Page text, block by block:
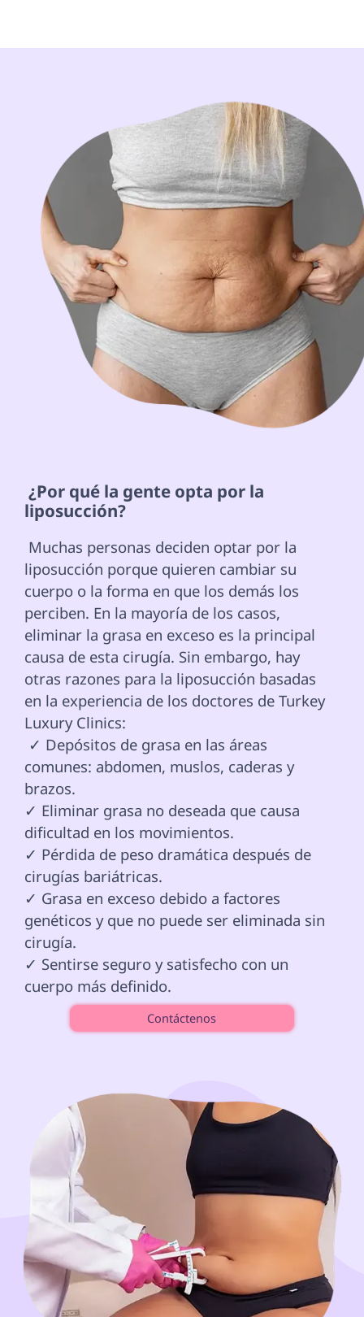
liposucción?
liposucción porque quieren cambiar su
cuerpo o la forma en que los demás los
perciben. En la mayoría de los casos,
eliminar la grasa en exceso es la principal
causa de esta cirugía. Sin embargo, hay
otras razones para la liposucción basadas
en la experiencia de los doctores de Turkey
Luxury Clinics:
comunes: abdomen, muslos, caderas y
brazos.
✓ Eliminar grasa no deseada que causa
dificultad en los movimientos.
✓ Pérdida de peso dramática después de
cirugías bariátricas.
✓ Grasa en exceso debido a factores
genéticos y que no puede ser eliminada sin
cirugía.
✓ Sentirse seguro y satisfecho con un
cuerpo más definido.
Contáctenos